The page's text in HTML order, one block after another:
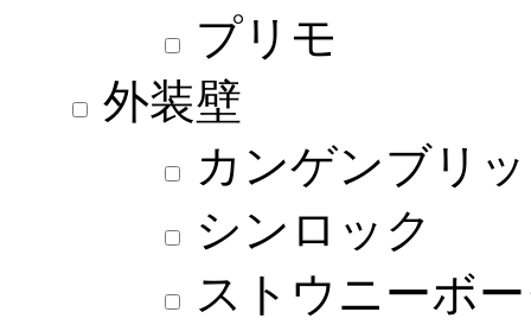
プリモ
外装壁
カンゲンブリ
シンロック
ストウニーボ